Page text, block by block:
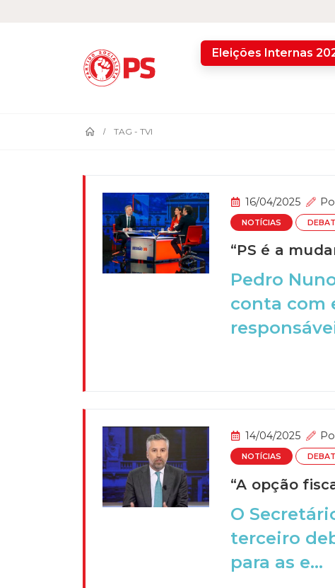
Eleições Internas
TAG - TVI
16/04/2025
NOTÍCIAS
“PS é a
Pedro
conta com
14/04/2025
NOTÍCIAS
“A opção
O
terceiro
para as e...